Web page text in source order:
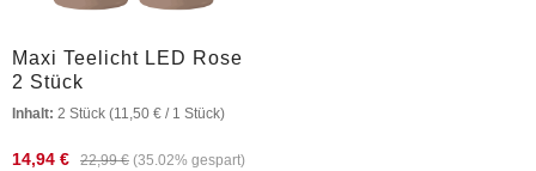
Maxi Teelicht LED Rose
2 Stück
Inhalt: 2 Stück (11,50 € / 1 Stück)
14,94 € 22,99 € (35.02% gespart)